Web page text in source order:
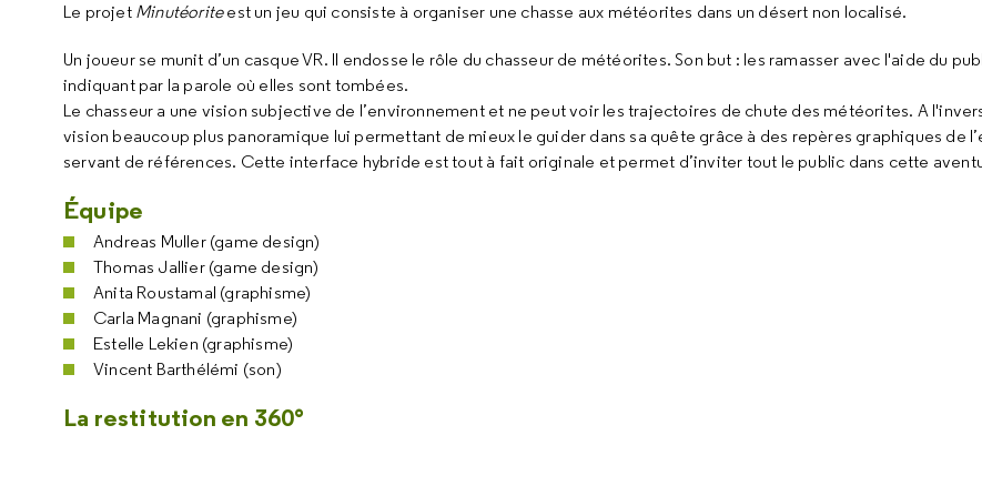
Le projet Minutéoriteest un jeu qui consiste à organiser une chasse aux météorites dans un désert non localisé.
Un joueur se munit d’un casque VR. Il endosse le rôle du chasseur de météorites. Son but : les ramasser avec l'aide du
indiquant par la parole où elles sont tombées.
Le chasseur a une vision subjective de l’environnement et ne peut voir les trajectoires de chute des météorites. A
vision beaucoup plus panoramique lui permettant de mieux le guider dans sa quête grâce à des repères graphiques de
servant de références. Cette interface hybride est tout à fait originale et permet d’inviter tout le public dans cette
Équipe
Andreas Muller (game design)
Thomas Jallier (game design)
Anita Roustamal (graphisme)
Carla Magnani (graphisme)
Estelle Lekien (graphisme)
Vincent Barthélémi (son)
La restitution en 360°